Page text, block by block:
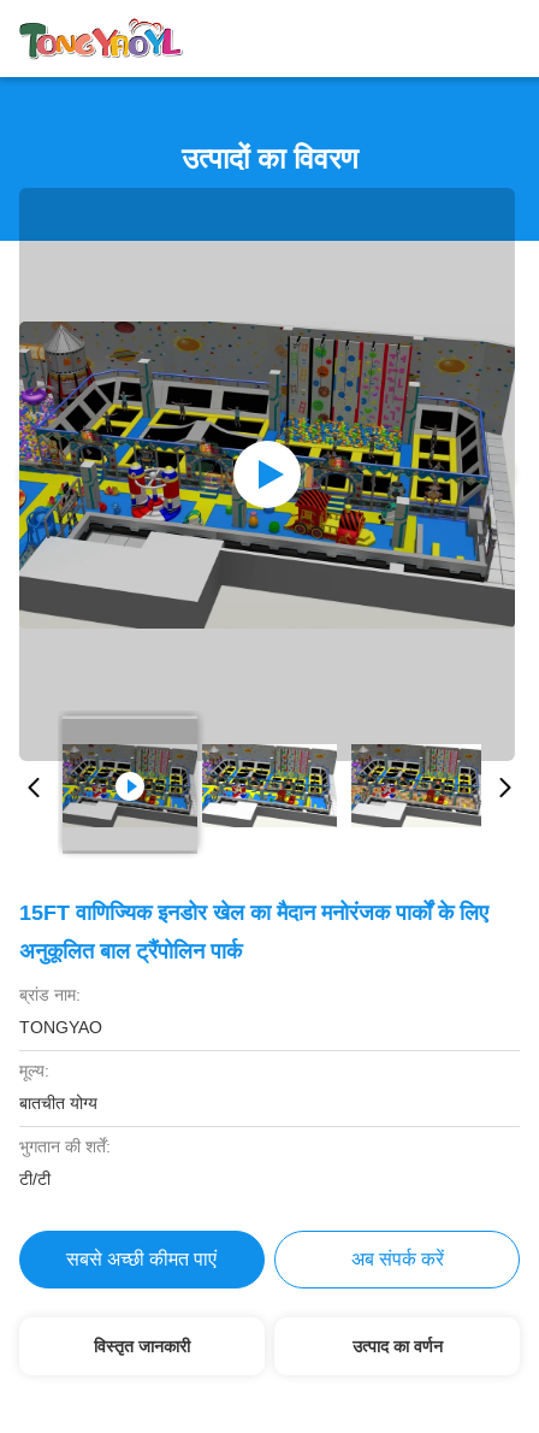
उत्पादों का विवरण
15FT वाणिज्यिक इनडोर खेल का मैदान मनोरंजक पार्कों के लिए
अनुकूलित बाल ट्रैंपोलिन पार्क
ब्रांड नाम:
TONGYAO
मूल्य:
बातचीत योग्य
भुगतान की शर्तें:
टी/टी
सबसे अच्छी कीमत पाएं अब संपर्क करें
विस्तृत जानकारी उत्पाद का वर्णन